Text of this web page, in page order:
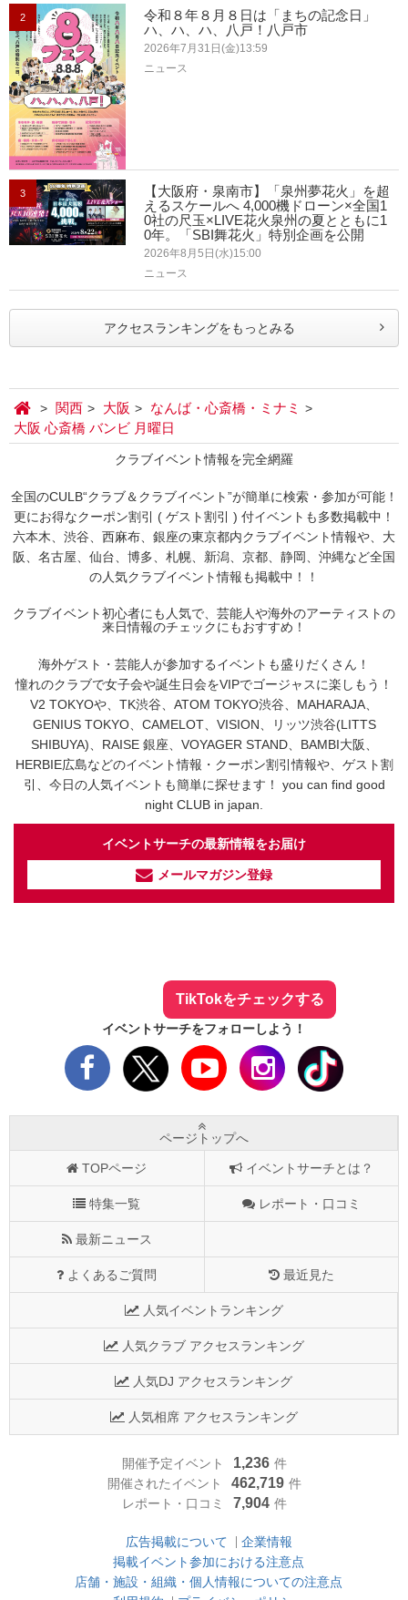
2
令和８年８月８日は「まちの記念日」
ハ、ハ、ハ、八戸！八戸市
2026年7月31日(金)13:59
ニュース
3
【大阪府・泉南市】「泉州夢花火」を超
えるスケールへ 4,000機ドローン×全国1
0社の尺玉×LIVE花火泉州の夏とともに1
0年。「SBI舞花火」特別企画を公開
2026年8月5日(水)15:00
ニュース
アクセスランキングをもっとみる
関西 大阪
なんば・心斎橋・ミナミ
大阪 心斎橋 バンビ 月曜日
クラブイベント情報を完全網羅
全国のCULB“クラブ＆クラブイベント”が簡単に検索・参加が可能！
更にお得なクーポン割引 ( ゲスト割引 ) 付イベントも多数掲載中！
六本木、渋谷、西麻布、銀座の東京都内クラブイベント情報や、大
阪、名古屋、仙台、博多、札幌、新潟、京都、静岡、沖縄など全国
の人気クラブイベント情報も掲載中！！
クラブイベント初心者にも人気で、芸能人や海外のアーティストの
来日情報のチェックにもおすすめ！
海外ゲスト・芸能人が参加するイベントも盛りだくさん！
憧れのクラブで女子会や誕生日会をVIPでゴージャスに楽しもう！
V2 TOKYOや、TK渋谷、ATOM TOKYO渋谷、MAHARAJA、
GENIUS TOKYO、CAMELOT、VISION、リッツ渋谷(LITTS
SHIBUYA)、RAISE 銀座、VOYAGER STAND、BAMBI大阪、
HERBIE広島などのイベント情報・クーポン割引情報や、ゲスト割
引、今日の人気イベントも簡単に探せます！ you can find good
night CLUB in japan.
イベントサーチの最新情報をお届け
メールマガジン登録
TikTokをチェックする
イベントサーチをフォローしよう！
ページトップへ
TOPページ イベントサーチとは？
特集一覧 レポート・口コミ
最新ニュース
よくあるご質問 最近見た
人気イベントランキング
人気クラブ アクセスランキング
人気DJ アクセスランキング
人気相席 アクセスランキング
開催予定イベント 1,236 件
開催されたイベント
462,719 件
レポート・口コミ
7,904 件
広告掲載について
企業情報
掲載イベント参加における注意点
店舗・施設・組織・個人情報についての注意点